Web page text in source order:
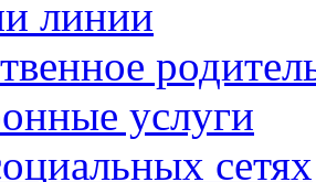
линии
услуги
сетях